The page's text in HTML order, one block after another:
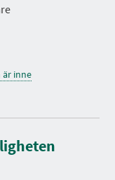
är inne